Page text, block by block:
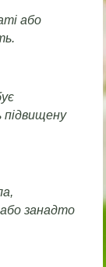
або
підвищену
занадто